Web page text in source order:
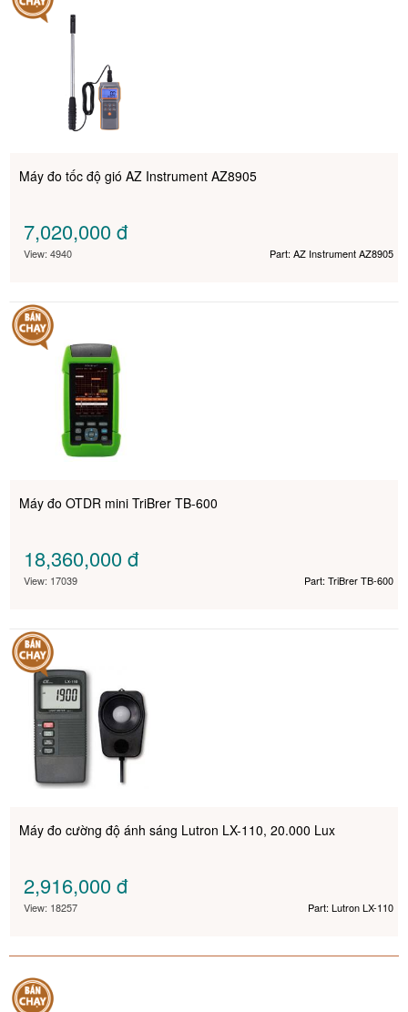
Máy đo tốc độ gió AZ Instrument AZ8905
7,020,000đ
View: 4940 Part: AZ Instrument AZ8905
Máy đo OTDR mini TriBrer TB-600
18,360,000đ
View: 17039 Part: TriBrer TB-600
Máy đo cường độ ánh sáng Lutron LX-110, 20.000 Lux
2,916,000đ
View: 18257 Part: Lutron LX-110